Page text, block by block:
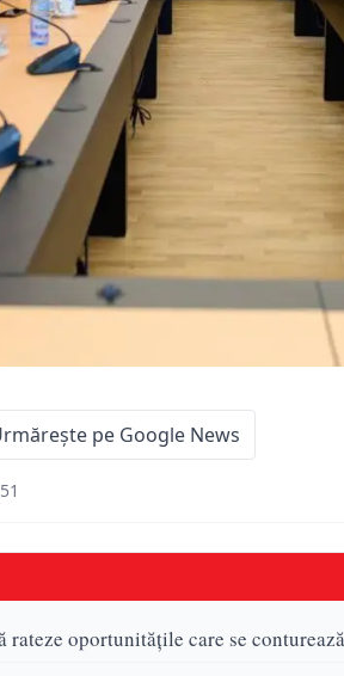
pe Google News
oportunitățile care se conturează